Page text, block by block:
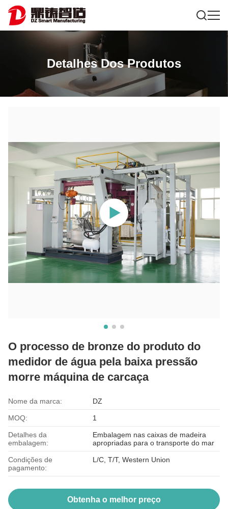
Detalhes Dos Produtos
O processo de bronze do produto do
medidor de água pela baixa pressão
morre máquina de carcaça
Nome da marca: DZ
MOQ: 1
Detalhes da
embalagem:
Embalagem nas caixas de madeira
apropriadas para o transporte do mar
Condições de
pagamento:
L/C, T/T, Western Union
Obtenha o melhor preço